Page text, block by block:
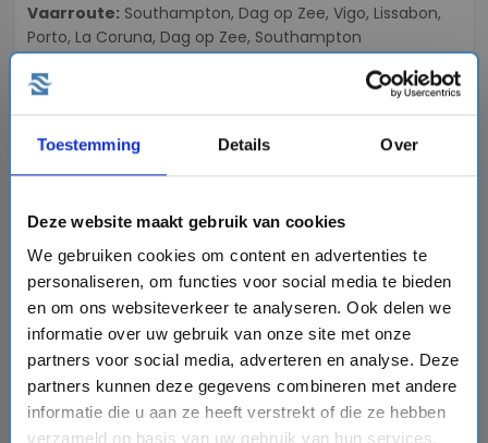
Toestemming Details Over
Deze website maakt gebruik van cookies
We gebruiken cookies om content en advertenties te
personaliseren, om functies voor social media te bieden
en om ons websiteverkeer te analyseren. Ook delen we
informatie over uw gebruik van onze site met onze
partners voor social media, adverteren en analyse. Deze
partners kunnen deze gegevens combineren met andere
informatie die u aan ze heeft verstrekt of die ze hebben
verzameld op basis van uw gebruik van hun services.
Vaarroute:
Porto, La Coruna, Dag op Zee, Southampton
€2251,-
Vergelijk
favorite